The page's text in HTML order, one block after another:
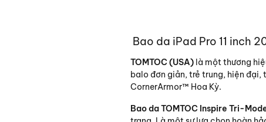
Bao da iPad Pro 11 inch
TOMTOC (USA) là một thương
balo đơn giản, trẻ trung, hiện
CornerArmor™ Hoa Kỳ.
Bao da TOMTOC Inspire Tri-